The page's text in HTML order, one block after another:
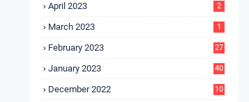
April 2023 2
March 2023 1
February 2023 27
January 2023 40
December 2022
10